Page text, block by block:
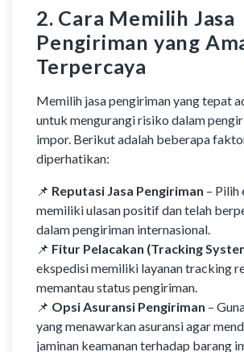
2. Cara Memilih Jasa
Pengiriman yang
Terpercaya
Memilih jasa pengiriman yang tepat
untuk mengurangi risiko dalam
impor. Berikut adalah beberapa
diperhatikan:
📌 Reputasi Jasa Pengiriman – Pilih
memiliki ulasan positif dan telah
dalam pengiriman internasional.
📌 Fitur Pelacakan (Tracking
ekspedisi memiliki layanan tracking
memantau status pengiriman.
📌 Opsi Asuransi Pengiriman –
yang menawarkan asuransi agar
jaminan keamanan terhadap barang